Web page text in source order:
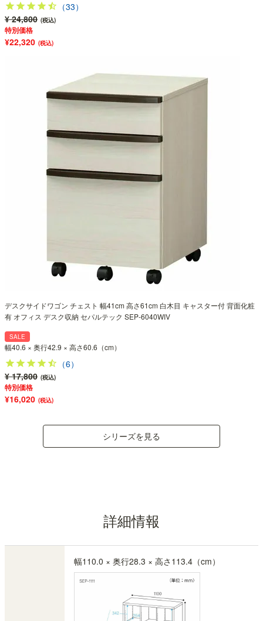
（33）
¥ 24,800 (税込)
特別価格
¥22,320 (税込)
デスクサイドワゴン チェスト 幅41cm 高さ61cm 白木目 キャスター付 背面化粧
有 オフィス デスク収納 セパルテック SEP-6040WIV
SALE
幅40.6 × 奥行42.9 × 高さ60.6（cm）
（6）
¥ 17,800 (税込)
特別価格
¥16,020 (税込)
シリーズを見る
詳細情報
幅110.0 × 奥行28.3 × 高さ113.4（cm）